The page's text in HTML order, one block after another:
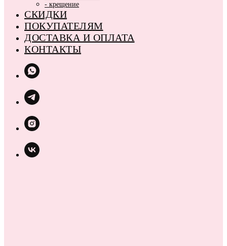
- крещение
СКИДКИ
ПОКУПАТЕЛЯМ
ДОСТАВКА И ОПЛАТА
КОНТАКТЫ